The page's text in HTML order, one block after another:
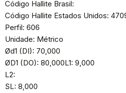
Código Hallite Brasil:
Código Hallite Estados Unidos:
Perfil: 606
Unidade: Métrico
Ød1 (DI): 70,000
ØD1 (DO): 80,000L1: 9,000
L2:
SL: 8,000